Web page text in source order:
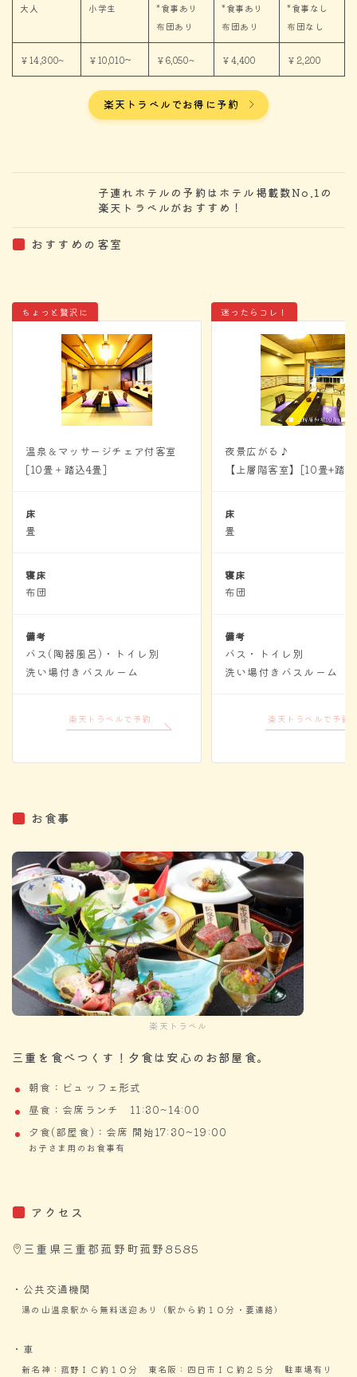
大人 小学生
*食事あり
布団あり
*食事あり
布団あり
*食事なし
布団なし
￥14,300~ ￥10,010~ ￥6,050~ ￥4,400 ￥2,200
楽天トラベルでお得に予約
子連れホテルの予約はホテル掲載数No.1の
楽天トラベルがおすすめ！
おすすめの客室
ちょっと贅沢に
温泉＆マッサージチェア付客室
[10畳＋踏込4畳]
床
畳
寝床
布団
備考
バス(陶器風呂)・トイレ別
洗い場付きバスルーム
楽天トラベルで予約
迷ったらコレ！
夜景広がる♪
【上層階客室】[10畳+踏
床
畳
寝床
布団
備考
バス・トイレ別
洗い場付きバスルーム
楽天トラベルで予約
お食事
楽天トラベル
三重を食べつくす！夕食は安心のお部屋食。
朝食：ビュッフェ形式
昼食：会席ランチ 11:30~14:00
夕食(部屋食)：会席 開始17:30~19:00
お子さま用のお食事有
アクセス
三重県三重郡菰野町菰野8585
・公共交通機関
湯の山温泉駅から無料送迎あり（駅から約１０分・要連絡）
・車
新名神：菰野ＩＣ約１０分 東名阪：四日市ＩＣ約２５分
駐車場有り